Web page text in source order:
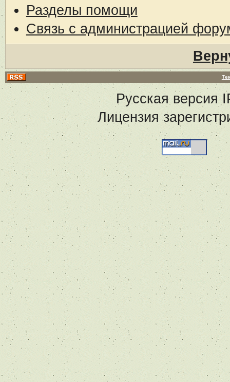
Разделы помощи
Связь с администрацией
Русская версия
Лицензия